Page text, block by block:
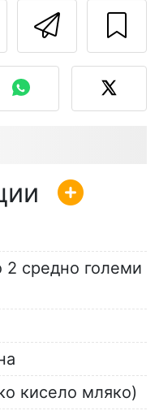
своя
2 средно големи
кисело мляко)